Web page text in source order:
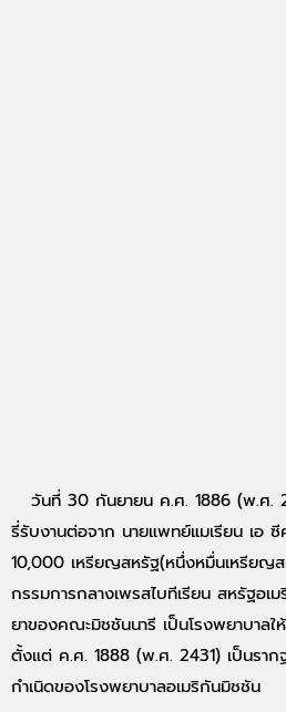
วันที่ 30 กันยายน ค.ศ. 1886 (พ.ศ.
รี่รับงานต่อจาก นายแพทย์แมเรียน เอ
10,000 เหรียญสหรัฐ(หนึ่งหมื่นเหรียญ
กรรมการกลางเพรสไบทีเรียน สหรัฐอเ
ยาของคณะมิชชันนารี เป็นโรงพยาบาล
ตั้งแต่ ค.ศ. 1888 (พ.ศ. 2431) เป็นราก
กำเนิดของโรงพยาบาลอเมริกันมิชชัน